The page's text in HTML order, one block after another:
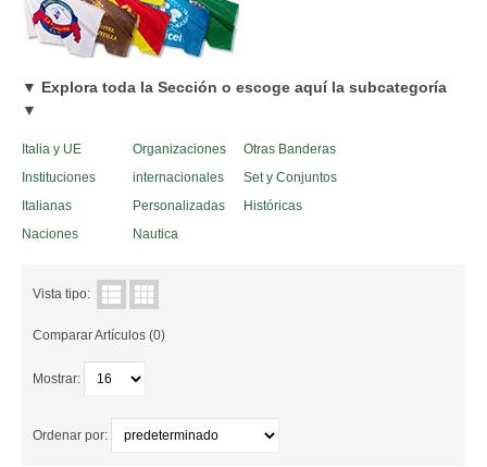
AFRICA
AMERICA
OCEANÍA
ANTÁRTIDA
PERSONALIZADAS
▼ Explora toda la Sección o escoge aquí la subcategoría
▼
Italia y UE
Instituciones
Italianas
Naciones
Organizaciones
internacionales
Personalizadas
Nautica
Otras Banderas
Set y Conjuntos
Históricas
Vista tipo:
Comparar Artículos (0)
Mostrar:
Ordenar por: